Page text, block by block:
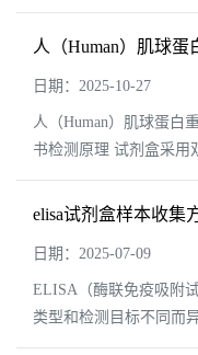
试剂盒采用双抗体一步
人（Human）肌球
剂盒说明书
日期：2025-10-27
人（Human）肌球蛋白
书检测原理 试剂盒采用
（ELISA）。往预先包
微孔中，依次加入标本
elisa试剂盒样本收集
日期：2025-07-09
ELISA（酶联免疫吸附
类型和检测目标不同而
收集的准确性直接影响